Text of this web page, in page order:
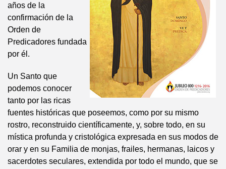
años de la
confirmación de la
Orden de
Predicadores fundada
por él.
Un Santo que
podemos conocer
tanto por las ricas
fuentes históricas que poseemos, como por su mismo
rostro, reconstruido científicamente, y, sobre todo, en su
mística profunda y cristológica expresada en sus modos de
orar y en su Familia de monjas, frailes, hermanas, laicos y
sacerdotes seculares, extendida por todo el mundo, que se